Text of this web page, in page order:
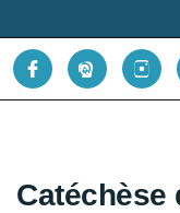
Catéchèse